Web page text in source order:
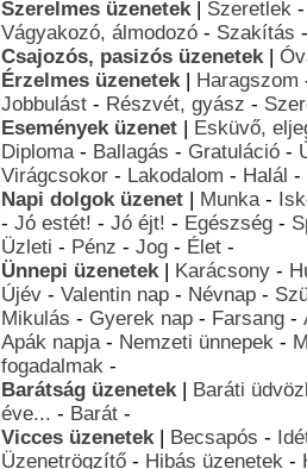
Szerelmes üzenetek| Szeretlek
Vágyakozó, álmodozó - Szakítás
Csajozós, pasizós üzenetek|
Érzelmes üzenetek| Haragszom
Jobbulást - Részvét, gyász -
Események üzenet | Esküvő,
Diploma- Ballagás - Gratuláció -
Virágcsokor - Lakodalom - Halál -
Napi dolgok üzenet | Munka-
- Jó estét! - Jó éjt! - Egészség -
Üzleti - Pénz - Jog - Élet -
Ünnepi üzenetek| Karácsony -
Újév - Valentin nap - Névnap -
Mikulás - Gyerek nap - Farsang -
Apák napja- Nemzeti ünnepek -
fogadalmak -
Barátság üzenetek| Baráti
éve... - Barát -
Vicces üzenetek| Becsapós -
Üzenetrögzítő - Hibás üzenetek -